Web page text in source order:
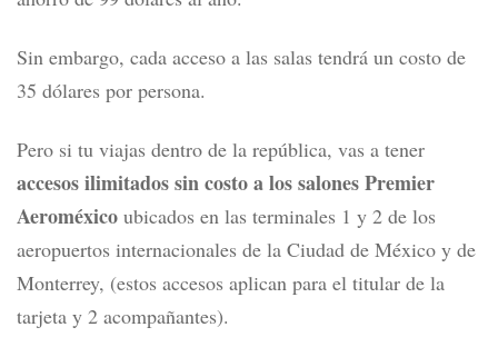
Sin embargo, cada acceso a las salas tendrá un costo de
35 dólares por persona.
Pero si tu viajas dentro de la república, vas a tener
accesos ilimitados sin costo a los salones Premier
Aeroméxico ubicados en las terminales 1 y 2 de los
aeropuertos internacionales de la Ciudad de México y de
Monterrey, (estos accesos aplican para el titular de la
tarjeta y 2 acompañantes).